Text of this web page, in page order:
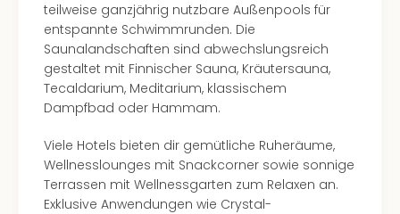
teilweise ganzjährig nutzbare Außenpools für
entspannte Schwimmrunden. Die
Saunalandschaften sind abwechslungsreich
gestaltet mit Finnischer Sauna, Kräutersauna,
Tecaldarium, Meditarium, klassischem
Dampfbad oder Hammam.
Viele Hotels bieten dir gemütliche Ruheräume,
Wellnesslounges mit Snackcorner sowie sonnige
Terrassen mit Wellnessgarten zum Relaxen an.
Exklusive Anwendungen wie Crystal-